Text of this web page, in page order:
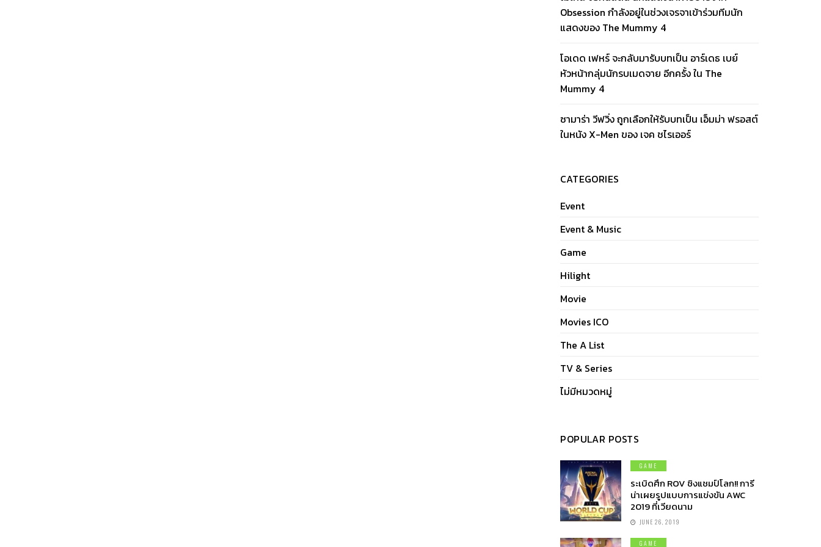
Obsession กำลังอยู่ในช่วงเจรจาเข้าร่วมทีมนัก
แสดงของ The Mummy 4
โอเดด เฟหร์ จะกลับมารับบทเป็น อาร์เดธ เบย์
หัวหน้ากลุ่มนักรบเมดจาย อีกครั้ง ใน The
Mummy 4
ซามาร่า วีฟวิ่ง ถูกเลือกให้รับบทเป็น เอ็มม่า ฟรอสต์
ในหนัง X-Men ของ เจค ชไรเออร์
CATEGORIES
Event
Event & Music
Game
Hilight
Movie
Movies ICO
The A List
TV & Series
ไม่มีหมวดหมู่
POPULAR POSTS
GAME
ระเบิดศึก ROV ชิงแชมป์โลก!! การี
น่าเผยรูปแบบการแข่งขัน AWC
2019 ที่เวียดนาม
JUNE 26, 2019
GAME